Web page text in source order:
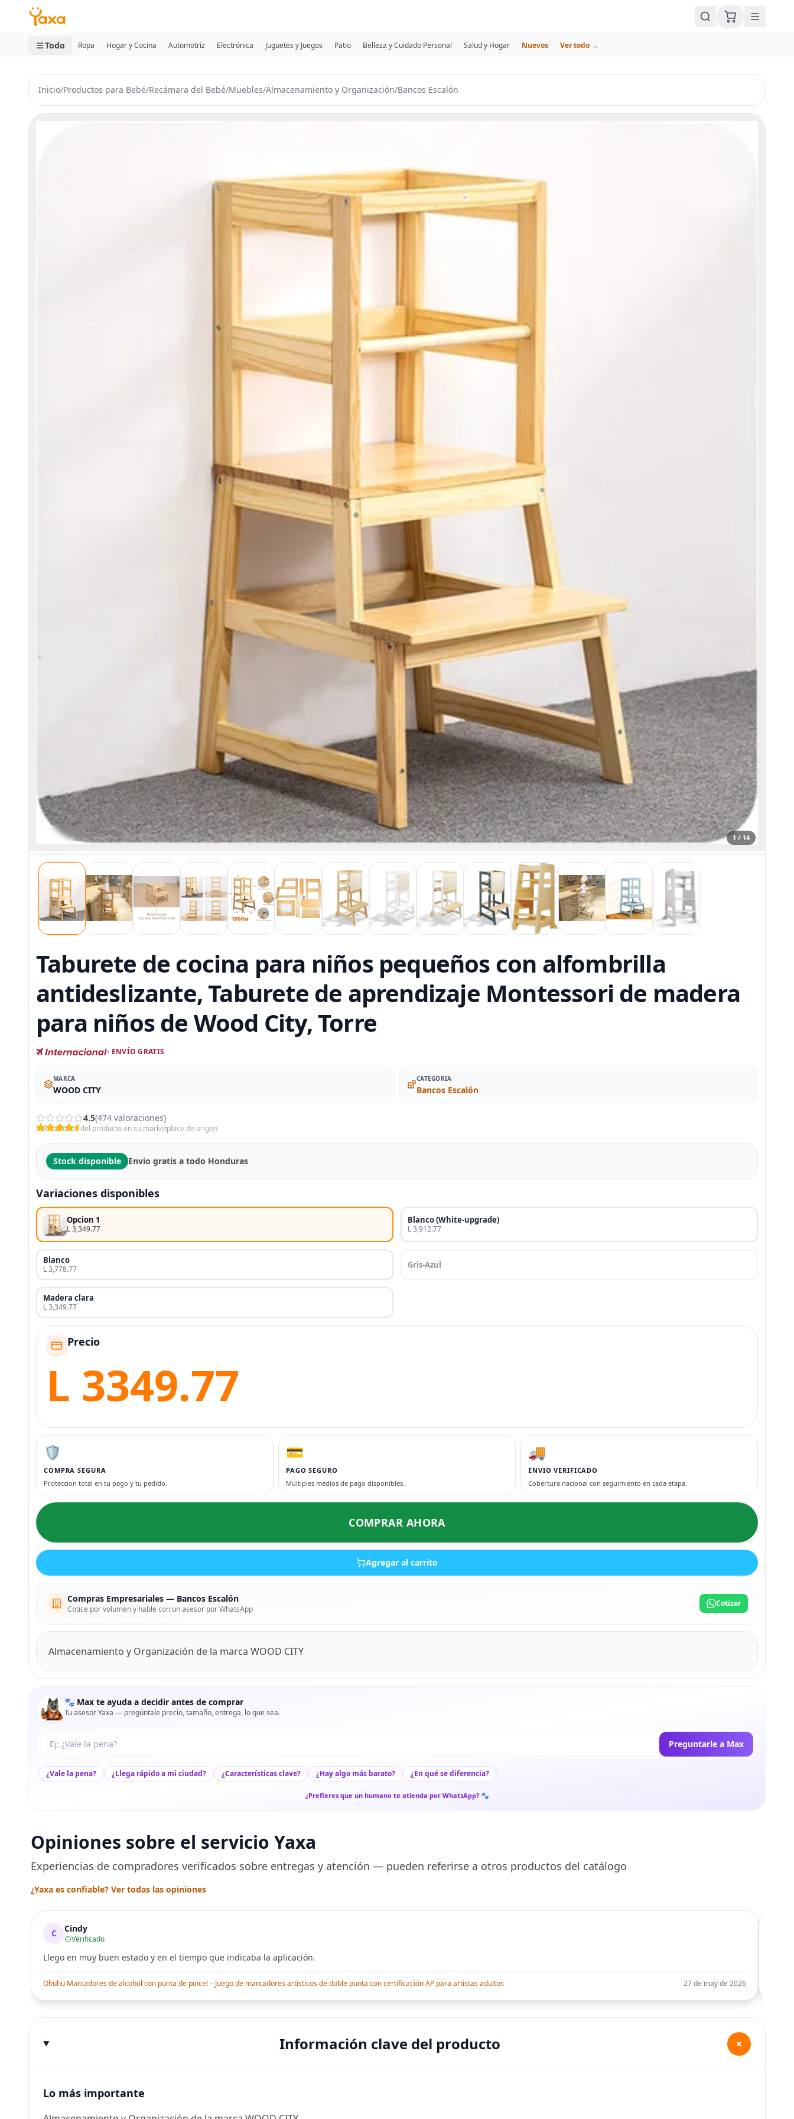
MINI CARRITO
0 productos
Todo Ropa Hogar y Cocina Automotriz Electrónica Juguetes y Juegos Patio Belleza y Cuidado Personal Salud y Hogar Nuevos Ver todo →
Inicio/Productos para Bebé/Recámara del Bebé/Muebles/Almacenamiento y Organización/Bancos Escalón
1 / 14
Taburete de cocina para niños pequeños con alfombrilla
antideslizante, Taburete de aprendizaje Montessori de madera
para niños de Wood City, Torre
- ENVÍO GRATIS
MARCA
WOOD CITY
CATEGORIA
Bancos Escalón
4.5(474 valoraciones)
Valoraciones del producto en su marketplace de origen
Stock disponible Envio gratis a todo Honduras
Variaciones disponibles
Opcion 1
L 3,349.77
Blanco (White-upgrade)
L 3,912.77
Blanco
L 3,778.77 Gris-Azul
Madera clara
L 3,349.77
Precio
L 3349.77
🛡️
COMPRA SEGURA
Proteccion total en tu pago y tu pedido.
💳
PAGO SEGURO
Multiples medios de pago disponibles.
🚚
ENVIO VERIFICADO
Cobertura nacional con seguimiento en cada etapa.
COMPRAR AHORA
Agregar al carrito
Compras Empresariales — Bancos Escalón
Cotice por volumen y hable con un asesor por WhatsApp
Cotizar
Almacenamiento y Organización de la marca WOOD CITY
🐾 Max te ayuda a decidir antes de comprar
Tu asesor Yaxa — pregúntale precio, tamaño, entrega, lo que sea.
Tu pregunta a Max Preguntarle a Max
¿Vale la pena? ¿Llega rápido a mi ciudad? ¿Características clave? ¿Hay algo más barato? ¿En qué se diferencia?
¿Prefieres que un humano te atienda por WhatsApp? 🐾
Opiniones sobre el servicio Yaxa
Experiencias de compradores verificados sobre entregas y atención — pueden referirse a otros productos del catálogo
¿Yaxa es confiable? Ver todas las opiniones
C Cindy
Verificado
Llego en muy buen estado y en el tiempo que indicaba la aplicación.
Ohuhu Marcadores de alcohol con punta de pincel – Juego de marcadores artísticos de doble punta con certificación AP para artistas adultos 27 de may de 2026
Información clave del producto +
Lo más importante